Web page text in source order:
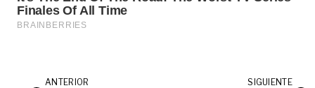
ANTERIOR SIGUIENTE